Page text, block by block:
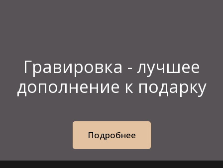
Гравировка - лучшее
дополнение к подарку
Подробнее